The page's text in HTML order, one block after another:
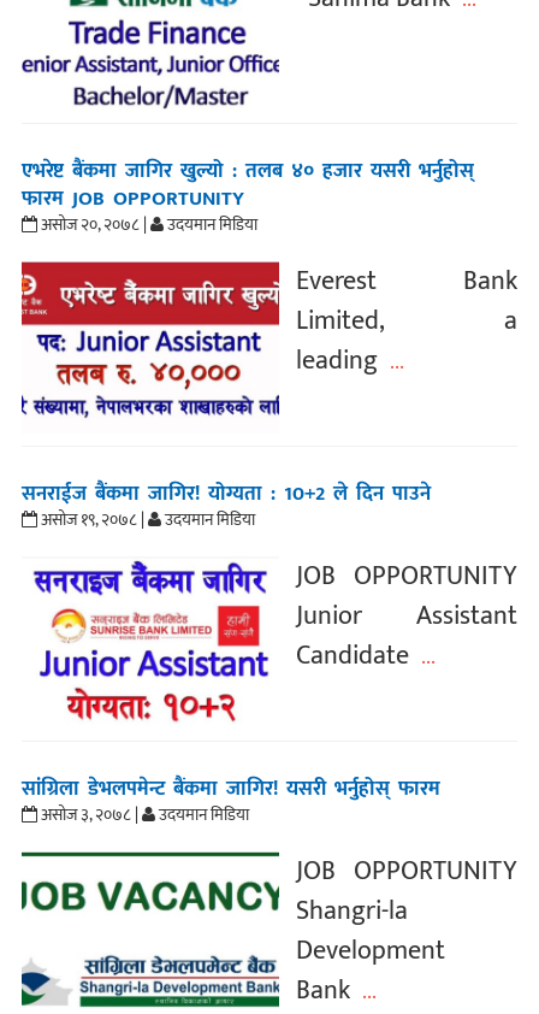
एभरेष्ट बैंकमा जागिर खुल्यो : तलब ४० हजार यसरी भर्नुहोस्
फारम JOB OPPORTUNITY
असोज २०, २०७८ | उदयमान मिडिया
Everest Bank
Limited, a
leading ...
सनराईज बैंकमा जागिर! योग्यता : 10+2 ले दिन पाउने
असोज १९, २०७८ | उदयमान मिडिया
JOB OPPORTUNITY
Junior Assistant
Candidate ...
सांग्रिला डेभलपमेन्ट बैंकमा जागिर! यसरी भर्नुहोस् फारम
असोज ३, २०७८ | उदयमान मिडिया
JOB OPPORTUNITY
Shangri-la
Development
Bank ...